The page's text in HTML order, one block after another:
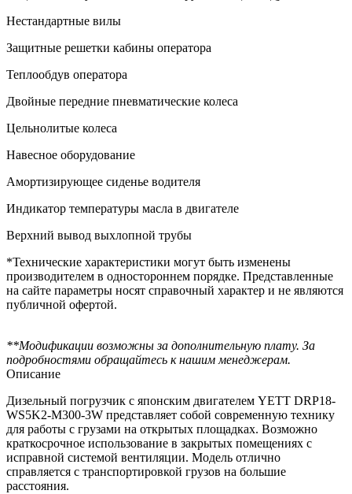
Нестандартные вилы
Защитные решетки кабины оператора
Теплообдув оператора
Двойные передние пневматические колеса
Цельнолитые колеса
Навесное оборудование
Амортизирующее сиденье водителя
Индикатор температуры масла в двигателе
Верхний вывод выхлопной трубы
*Технические характеристики могут быть изменены
производителем в одностороннем порядке. Представленные
на сайте параметры носят справочный характер и не являются
публичной офертой.
**Модификации возможны за дополнительную плату. За
подробностями обращайтесь к нашим менеджерам.
Описание
Дизельный погрузчик с японским двигателем YETT DRP18-
WS5K2-M300-3W представляет собой современную технику
для работы с грузами на открытых площадках. Возможно
краткосрочное использование в закрытых помещениях с
исправной системой вентиляции. Модель отлично
справляется с транспортировкой грузов на большие
расстояния.